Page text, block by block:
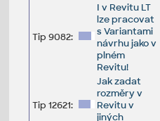
Tip 9082:
I v Revitu LT
lze pracovat
s Variantami
návrhu jako v
plném
Revitu!
Tip 12621:
Jak zadat
rozměry v
Revitu v
jiných